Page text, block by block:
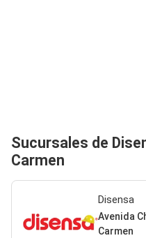
Sucursales de
Carmen
Disensa
Avenida
Carmen